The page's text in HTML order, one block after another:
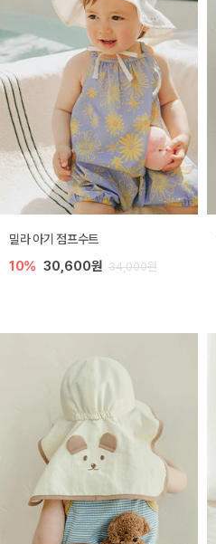
밀라 아기 점프수트
10% 30,600원 34,000원